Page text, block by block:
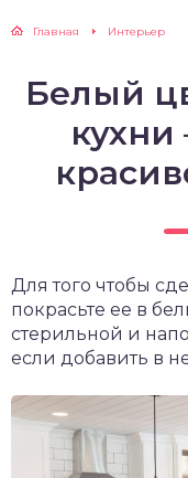
Главная Интерьер
Белый
кухни
Для того чтобы
покрасьте ее в
стерильной и
если добавить в